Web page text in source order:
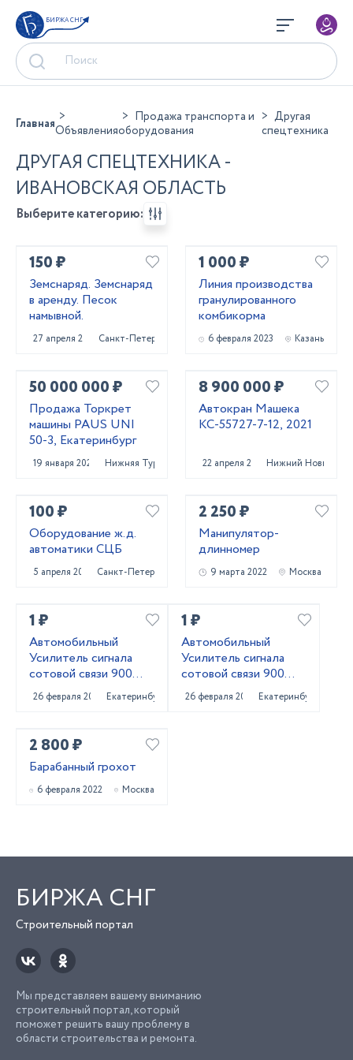
БИРЖА СНГ
ГлавнаяОбъявления
Продажа транспорта и
оборудования
Другая
спецтехника
ДРУГАЯ СПЕЦТЕХНИКА -
ИВАНОВСКАЯ ОБЛАСТЬ
Выберите категорию:
150 ₽
Земснаряд. Земснаряд
в аренду. Песок
намывной.
27 апреля 2023 Санкт-Петербург
1 000 ₽
Линия производства
гранулированного
комбикорма
6 февраля 2023 Казань
50 000 000 ₽
Продажа Торкрет
машины PAUS UNI
50-3, Екатеринбург
19 января 2023 Нижняя Тура
8 900 000 ₽
Автокран Машека
КС-55727-7-12, 2021
22 апреля 2022 Нижний Новгород
100 ₽
Оборудование ж.д.
автоматики СЦБ
5 апреля 2022 Санкт-Петербург
2 250 ₽
Манипулятор-
длинномер
9 марта 2022 Москва
1 ₽
Автомобильный
Усилитель сигнала
сотовой связи 900
MHZ + 1800 MHZ +
2,3,4 G
26 февраля 2022 Екатеринбург
1 ₽
Автомобильный
Усилитель сигнала
сотовой связи 900
MHZ
26 февраля 2022 Екатеринбург
2 800 ₽
Барабанный грохот
6 февраля 2022 Москва
БИРЖА СНГ
Строительный портал
Мы представляем вашему вниманию
строительный портал, который
поможет решить вашу проблему в
области строительства и ремонта.